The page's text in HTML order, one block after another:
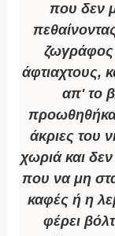
που δεν
άφτιαχτους,
απ' το
άκριες του
χωριά και
που να μη
καφές ή η
φέρει